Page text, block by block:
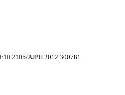
AJPH.2012.300781